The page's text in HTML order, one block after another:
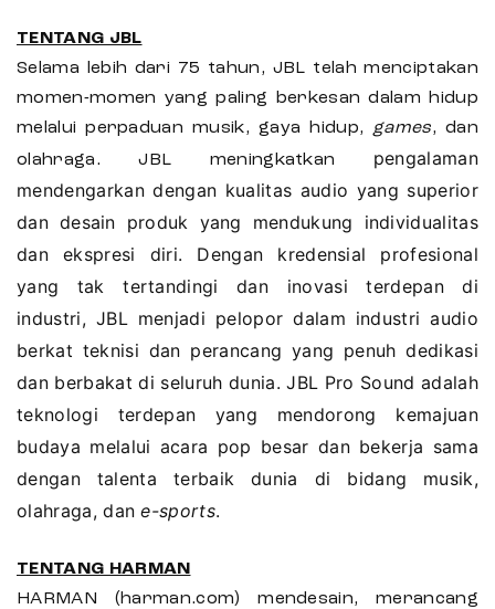
TENTANG JBL
Selama lebih dari 75 tahun, JBL telah menciptakan
momen-momen yang paling berkesan dalam hidup
melalui perpaduan musik, gaya hidup, games, dan
olahraga. JBL meningkatkan pengalaman
mendengarkan dengan kualitas audio yang superior
dan desain produk yang mendukung individualitas
dan ekspresi diri. Dengan kredensial profesional
yang tak tertandingi dan inovasi terdepan di
industri, JBL menjadi pelopor dalam industri audio
berkat teknisi dan perancang yang penuh dedikasi
dan berbakat di seluruh dunia. JBL Pro Sound adalah
teknologi terdepan yang mendorong kemajuan
budaya melalui acara pop besar dan bekerja sama
dengan talenta terbaik dunia di bidang musik,
olahraga, dane-sports.
TENTANG HARMAN
HARMAN (harman.com) mendesain, merancang